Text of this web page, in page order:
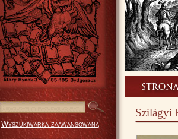
Wyszukiwarka zaawansowana
Szilágyi